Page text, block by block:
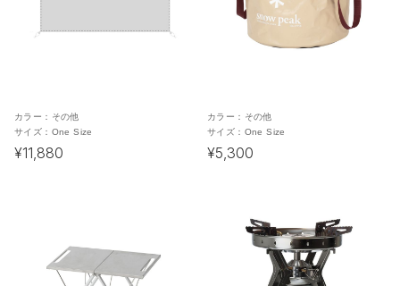
カラー： その他
サイズ： One Size
¥11,880
カラー： その他
サイズ： One Size
¥5,300